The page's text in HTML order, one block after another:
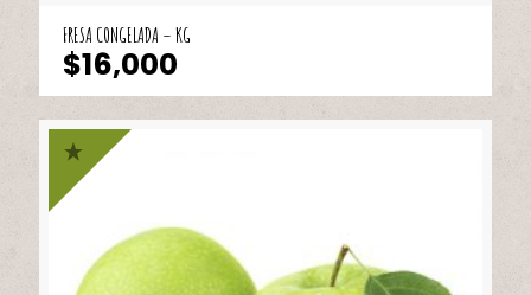
FRESA CONGELADA – KG
$16,000